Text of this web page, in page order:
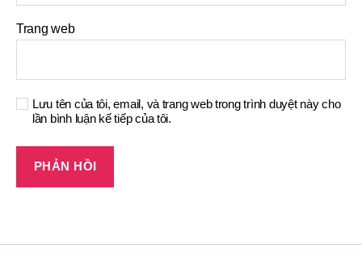
Trang web
Lưu tên của tôi, email, và trang web trong trình duyệt này cho
lần bình luận kế tiếp của tôi.